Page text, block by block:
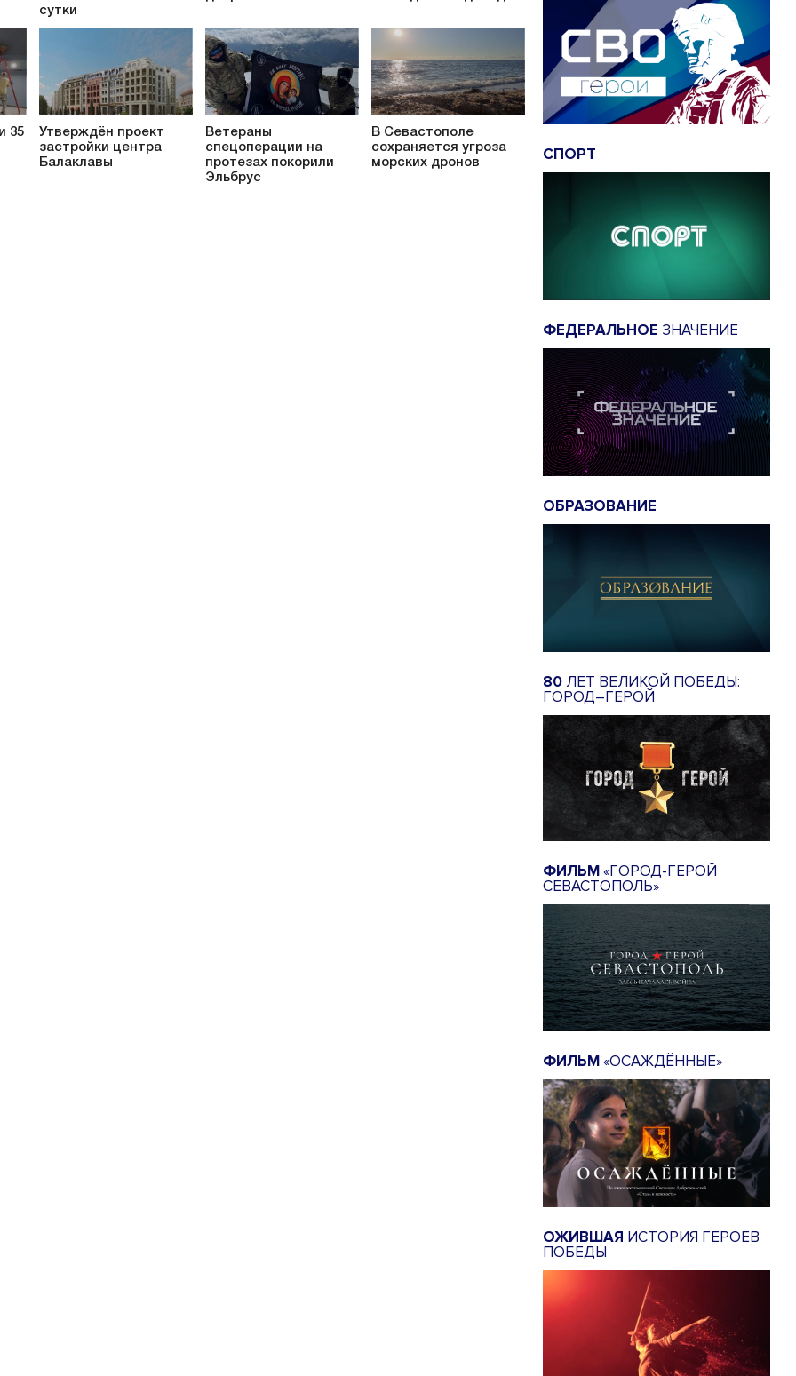
сутки
35
Утверждён проект
застройки центра
Балаклавы
Ветераны
спецоперации на
протезах покорили
Эльбрус
В Севастополе
сохраняется угроза
морских дронов
СПОРТ
ФЕДЕРАЛЬНОЕ ЗНАЧЕНИЕ
ОБРАЗОВАНИЕ
80 ЛЕТ ВЕЛИКОЙ ПОБЕДЫ:
ГОРОД–ГЕРОЙ
ФИЛЬМ«ГОРОД-ГЕРОЙ
СЕВАСТОПОЛЬ»
ФИЛЬМ«ОСАЖДЁННЫЕ»
ОЖИВШАЯ ИСТОРИЯ ГЕРОЕВ
ПОБЕДЫ